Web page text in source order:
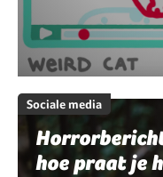
Sociale media
hoe praat je